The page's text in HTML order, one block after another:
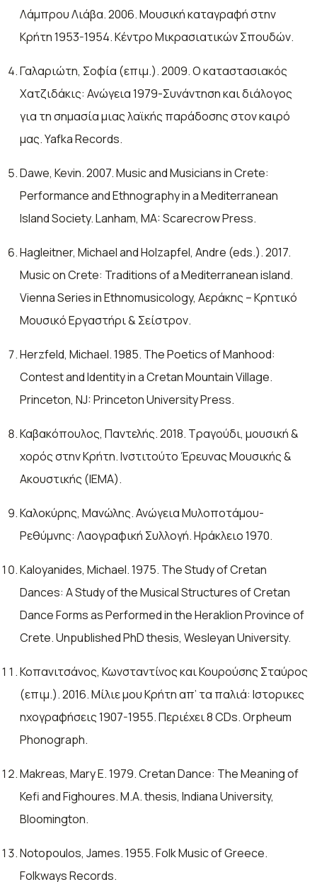
Λάμπρου Λιάβα. 2006. Μουσική καταγραφή στην
Κρήτη 1953-1954. Κέντρο Μικρασιατικών Σπουδών.
Γαλαριώτη, Σοφία (επιμ.). 2009. Ο καταστασιακός
Χατζιδάκις: Ανώγεια 1979-Συνάντηση και διάλογος
για τη σημασία μιας λαϊκής παράδοσης στον καιρό
μας. Yafka Records.
Dawe, Kevin. 2007. Music and Musicians in Crete:
Performance and Ethnography in a Mediterranean
Island Society. Lanham, MA: Scarecrow Press.
Hagleitner, Michael and Holzapfel, Andre (eds.). 2017.
Music on Crete: Traditions of a Mediterranean island.
Vienna Series in Ethnomusicology, Αεράκης – Κρητικό
Μουσικό Εργαστήρι & Σείστρον.
Herzfeld, Michael. 1985. The Poetics of Manhood:
Contest and Identity in a Cretan Mountain Village.
Princeton, NJ: Princeton University Press.
Καβακόπουλος, Παντελής. 2018. Τραγούδι, μουσική &
χορός στην Κρήτη. Ινστιτούτο Έρευνας Μουσικής &
Ακουστικής (ΙΕΜΑ).
Καλοκύρης, Μανώλης. Ανώγεια Μυλοποτάμου-
Ρεθύμνης: Λαογραφική Συλλογή. Ηράκλειο 1970.
Kaloyanides, Michael. 1975. The Study of Cretan
Dances: A Study of the Musical Structures of Cretan
Dance Forms as Performed in the Heraklion Province of
Crete. Unpublished PhD thesis, Wesleyan University.
Κοπανιτσάνος, Κωνσταντίνος και Κουρούσης Σταύρος
(επιμ.). 2016. Μίλιε μου Κρήτη απ’ τα παλιά: Ιστορικες
ηχογραφήσεις 1907-1955. Περιέχει 8 CDs. Orpheum
Phonograph.
Makreas, Mary E. 1979. Cretan Dance: The Meaning of
Kefi and Fighoures. M.A. thesis, Indiana University,
Bloomington.
Notopoulos, James. 1955. Folk Music of Greece.
Folkways Records.